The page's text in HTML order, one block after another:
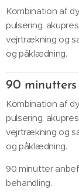
Kombination af
pulsering,
vejrtrækning og
og påklædning.
90
Kombination af
pulsering,
vejrtrækning og
og påklædning.
90 minutter
behandling.